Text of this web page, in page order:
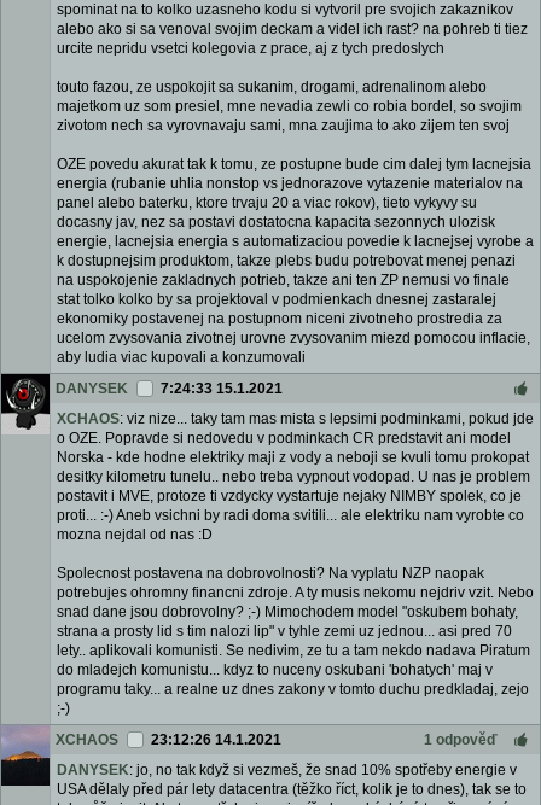
spominat na to kolko uzasneho kodu si vytvoril pre svojich zakaznikov
alebo ako si sa venoval svojim deckam a videl ich rast? na pohreb ti tiez
urcite nepridu vsetci kolegovia z prace, aj z tych predoslych
touto fazou, ze uspokojit sa sukanim, drogami, adrenalinom alebo
majetkom uz som presiel, mne nevadia zewli co robia bordel, so svojim
zivotom nech sa vyrovnavaju sami, mna zaujima to ako zijem ten svoj
OZE povedu akurat tak k tomu, ze postupne bude cim dalej tym lacnejsia
energia (rubanie uhlia nonstop vs jednorazove vytazenie materialov na
panel alebo baterku, ktore trvaju 20 a viac rokov), tieto vykyvy su
docasny jav, nez sa postavi dostatocna kapacita sezonnych ulozisk
energie, lacnejsia energia s automatizaciou povedie k lacnejsej vyrobe a
k dostupnejsim produktom, takze plebs budu potrebovat menej penazi
na uspokojenie zakladnych potrieb, takze ani ten ZP nemusi vo finale
stat tolko kolko by sa projektoval v podmienkach dnesnej zastaralej
ekonomiky postavenej na postupnom niceni zivotneho prostredia za
ucelom zvysovania zivotnej urovne zvysovanim miezd pomocou inflacie,
aby ludia viac kupovali a konzumovali
DANYSEK
7:24:33 15.1.2021
XCHAOS: viz nize... taky tam mas mista s lepsimi podminkami, pokud jde
o OZE. Popravde si nedovedu v podminkach CR predstavit ani model
Norska - kde hodne elektriky maji z vody a neboji se kvuli tomu prokopat
desitky kilometru tunelu.. nebo treba vypnout vodopad. U nas je problem
postavit i MVE, protoze ti vzdycky vystartuje nejaky NIMBY spolek, co je
proti... :-) Aneb vsichni by radi doma svitili... ale elektriku nam vyrobte co
mozna nejdal od nas :D
Spolecnost postavena na dobrovolnosti? Na vyplatu NZP naopak
potrebujes ohromny financni zdroje. A ty musis nekomu nejdriv vzit. Nebo
snad dane jsou dobrovolny? ;-) Mimochodem model "oskubem bohaty,
strana a prosty lid s tim nalozi lip" v tyhle zemi uz jednou... asi pred 70
lety.. aplikovali komunisti. Se nedivim, ze tu a tam nekdo nadava Piratum
do mladejch komunistu... kdyz to nuceny oskubani 'bohatych' maj v
programu taky... a realne uz dnes zakony v tomto duchu predkladaj, zejo
;-)
XCHAOS
23:12:26 14.1.2021
1 odpověď
DANYSEK: jo, no tak když si vezmeš, že snad 10% spotřeby energie v
USA dělaly před pár lety datacentra (těžko říct, kolik je to dnes), tak se to